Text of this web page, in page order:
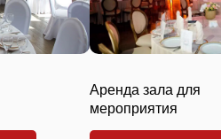
Аренда зала для
мероприятия